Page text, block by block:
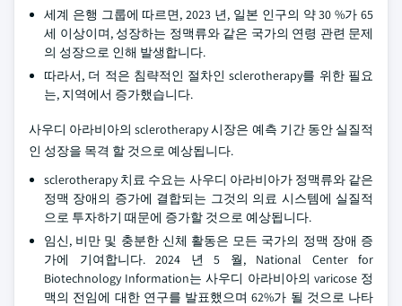
세계 은행 그룹에 따르면, 2023 년, 일본 인구의 약 30 %가 65
세 이상이며, 성장하는 정맥류와 같은 국가의 연령 관련 문제
의 성장으로 인해 발생합니다.
따라서, 더 적은 침략적인 절차인 sclerotherapy를 위한 필요
는, 지역에서 증가했습니다.
사우디 아라비아의 sclerotherapy 시장은 예측 기간 동안 실질적
인 성장을 목격 할 것으로 예상됩니다.
sclerotherapy 치료 수요는 사우디 아라비아가 정맥류와 같은
정맥 장애의 증가에 결합되는 그것의 의료 시스템에 실질적
으로 투자하기 때문에 증가할 것으로 예상됩니다.
임신, 비만 및 충분한 신체 활동은 모든 국가의 정맥 장애 증
가에 기여합니다. 2024 년 5 월, National Center for
Biotechnology Information는 사우디 아라비아의 varicose 정
맥의 전임에 대한 연구를 발표했으며 62%가 될 것으로 나타